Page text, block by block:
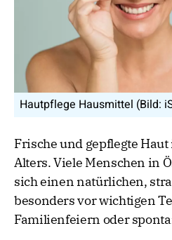
Hautpflege Hausmittel (Bild:
Frische und gepflegte
Alters. Viele Menschen in
sich einen natürlichen,
besonders vor wichtigen
Familienfeiern oder